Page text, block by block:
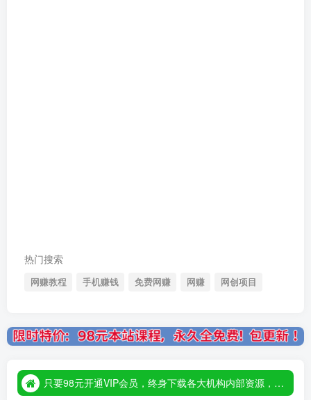
热门搜索
网赚教程 手机赚钱 免费网赚 网赚 网创项目
只要98元开通VIP会员，终身下载各大机构内部资源，一站式草根创业基地，最新最强网赚教程大全，小投入，大回报！
只要98元开通VIP会员，终身下载各大机构内部资源，一站式草根创业基地，最新最强网赚教程大全，小投入，大回报！